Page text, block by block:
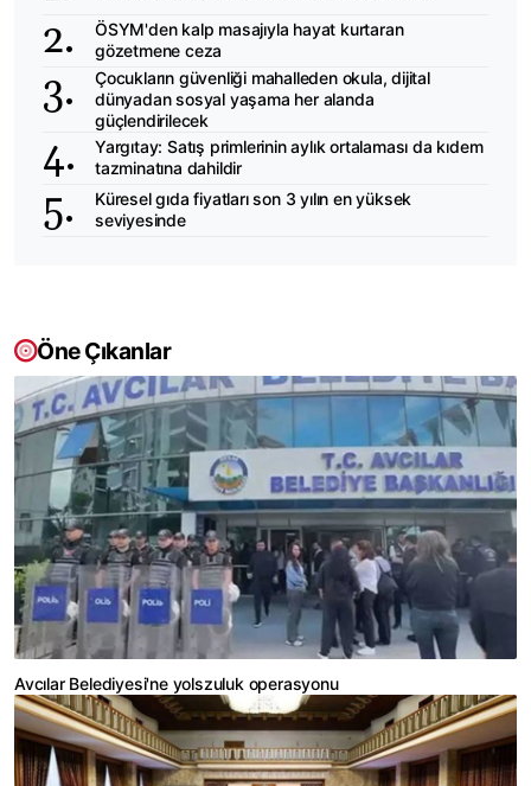
ÖSYM'den kalp masajıyla hayat kurtaran
gözetmene ceza
Çocukların güvenliği mahalleden okula, dijital
dünyadan sosyal yaşama her alanda
güçlendirilecek
Yargıtay: Satış primlerinin aylık ortalaması da kıdem
tazminatına dahildir
Küresel gıda fiyatları son 3 yılın en yüksek
seviyesinde
Öne Çıkanlar
Avcılar Belediyesi'ne yolszuluk operasyonu